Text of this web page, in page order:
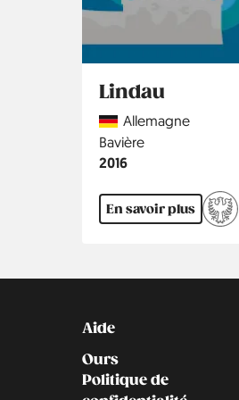
Lindau
CountryAllemagne
Région
Bavière
Année
2016
En savoir plus
Kontakt
Aide
Ours
Politique de